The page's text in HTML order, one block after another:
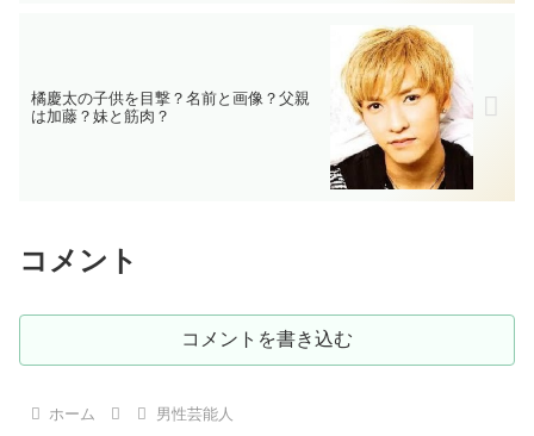
橘慶太の子供を目撃？名前と画像？父親
は加藤？妹と筋肉？
コメント
コメントを書き込む
ホーム 男性芸能人